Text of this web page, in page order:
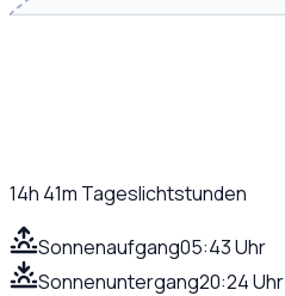
14h 41m Tageslichtstunden
Sonnenaufgang05:43 Uhr
Sonnenuntergang20:24 Uhr